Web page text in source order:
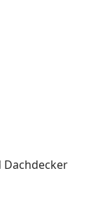
Dachdecker